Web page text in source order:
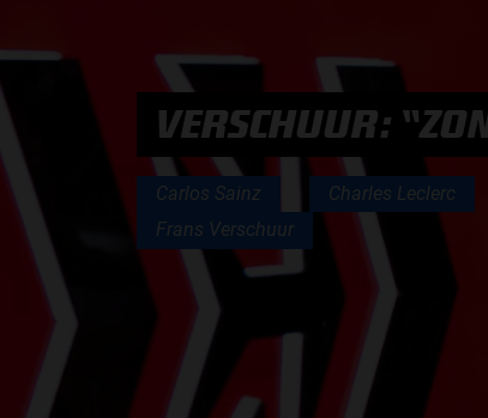
VERSCHUUR:
Carlos Sainz Charles Leclerc
Frans Verschuur
PODCAST PRESENTATOREN
PODCAST F1 AAN TAFEL
PODCAST AUTOSPORT AAN TAFEL